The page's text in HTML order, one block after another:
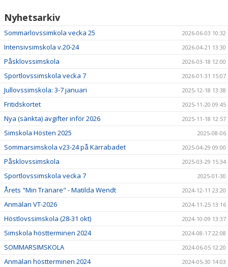
Nyhetsarkiv
Sommarlovssimkola vecka 25 2026-06-03 10:32
Intensivsimskola v.20-24 2026-04-21 13:30
Påsklovssimskola 2026-03-18 12:00
Sportlovssimskola vecka 7 2026-01-31 15:07
Jullovssimskola: 3-7 januari 2025-12-18 13:38
Fritidskortet 2025-11-20 09:45
Nya (sänkta) avgifter inför 2026 2025-11-18 12:57
Simskola Hösten 2025 2025-08-06
Sommarsimskola v23-24 på Kärrabadet 2025-04-29 09:00
Påsklovssimskola 2025-03-29 15:34
Sportlovssimskola vecka 7 2025-01-30
Årets "Min Tränare" - Matilda Wendt 2024-12-11 23:20
Anmälan VT-2026 2024-11-25 13:16
Höstlovssimskola (28-31 okt) 2024-10-09 13:37
Simskola höstterminen 2024 2024-08-17 22:08
SOMMARSIMSKOLA 2024-06-05 12:20
Anmälan höstterminen 2024 2024-05-30 14:03